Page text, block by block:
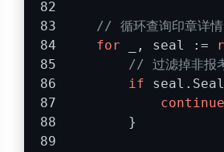
// 循环查询印章详
for _, seal :=
// 过滤掉非报
if
continue
        }